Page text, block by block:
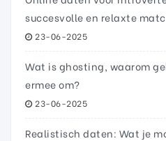
succesvolle en relaxte
23-06-2025
Wat is ghosting, waarom
ermee om?
23-06-2025
Realistisch daten: Wat je